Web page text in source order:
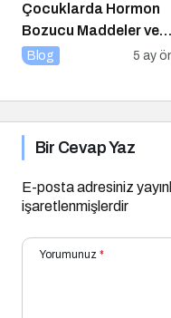
Çocuklarda Hormon
Bozucu Maddeler ve
Paketli Gıdalar
Blog 5 ay
Bir Cevap Yaz
E-posta adresiniz
işaretlenmişlerdir
Yorumunuz *